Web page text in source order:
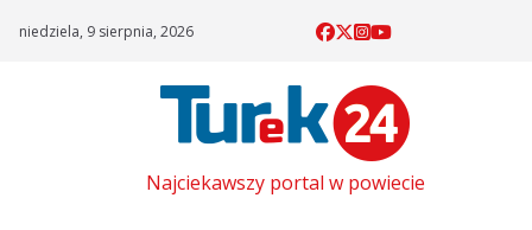
niedziela, 9 sierpnia, 2026
Najciekawszy portal w powiecie